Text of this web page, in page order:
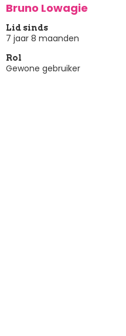
Bruno Lowagie
Lid sinds
7 jaar 8 maanden
Rol
Gewone gebruiker